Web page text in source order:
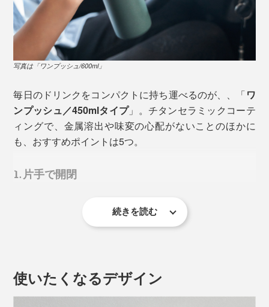
きるわけではありません。ただ、毎日使ううちに細かな
キズは避けられず、数年使ったボトルの内側を確認する
のも難しいもの。やっぱり気になります。
また、そもそもステンレスやプラスティックは、表面に
コーヒーなどの香りの強いものを入れてしまうと、その
写真は「ワンプッシュ/600ml」
毎日のドリンクをコンパクトに持ち運べるのが、、「ワ
ンプッシュ／450mlタイプ」。チタンセラミックコーテ
ィングで、金属溶出や味変の心配がないことのほかに
も、おすすめポイントは5つ。
1. 片手で開閉
フタは、ボタンひとつで跳ね上がり、外したフタをもう
開ける、飲む、閉めるの一連の動作が
で、運転中や歩行中の水分補給もスムーズ。ボトルを傾
続きを読む
使いたくなるデザイン